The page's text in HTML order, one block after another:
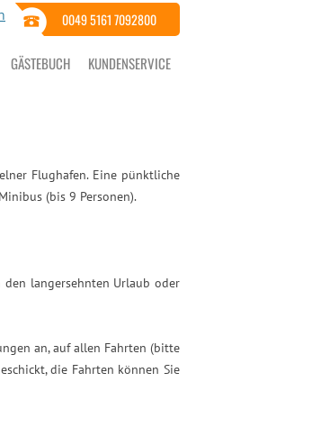
0049 5161 7092800
GÄSTEBUCH KUNDENSERVICE
Flughafen. Eine pünktliche
(bis 9 Personen).
langersehnten Urlaub oder
an, auf allen Fahrten (bitte
die Fahrten können Sie